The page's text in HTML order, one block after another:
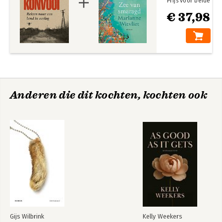
€ 37,98
Anderen die dit kochten, kochten ook
Gijs Wilbrink Kelly Weekers